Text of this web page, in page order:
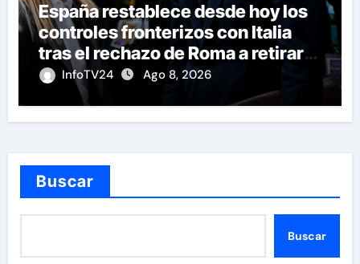
España restablece desde hoy los
controles fronterizos con Italia
tras el rechazo de Roma a retirar
las restricciones
InfoTV24 Ago 8, 2026
Buscar
Buscar